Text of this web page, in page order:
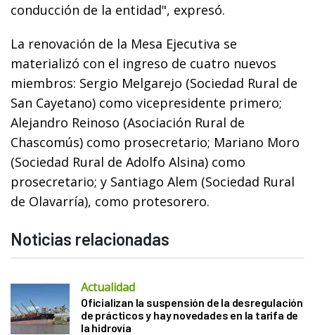
conducción de la entidad", expresó.
La renovación de la Mesa Ejecutiva se
materializó con el ingreso de cuatro nuevos
miembros: Sergio Melgarejo (Sociedad Rural de
San Cayetano) como vicepresidente primero;
Alejandro Reinoso (Asociación Rural de
Chascomús) como prosecretario; Mariano Moro
(Sociedad Rural de Adolfo Alsina) como
prosecretario; y Santiago Alem (Sociedad Rural
de Olavarría), como protesorero.
Noticias relacionadas
Actualidad
Oficializan la suspensión de la desregulación
de prácticos y hay novedades en la tarifa de
la hidrovía